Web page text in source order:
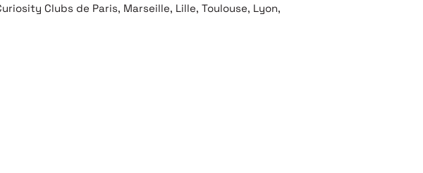
Clubs de Paris, Marseille, Lille, Toulouse, Lyon,